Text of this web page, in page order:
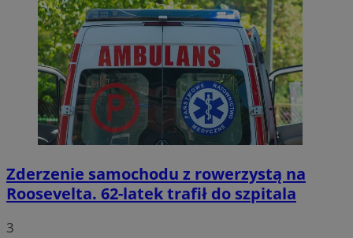
Zderzenie samochodu z rowerzystą na
Roosevelta. 62-latek trafił do szpitala
3